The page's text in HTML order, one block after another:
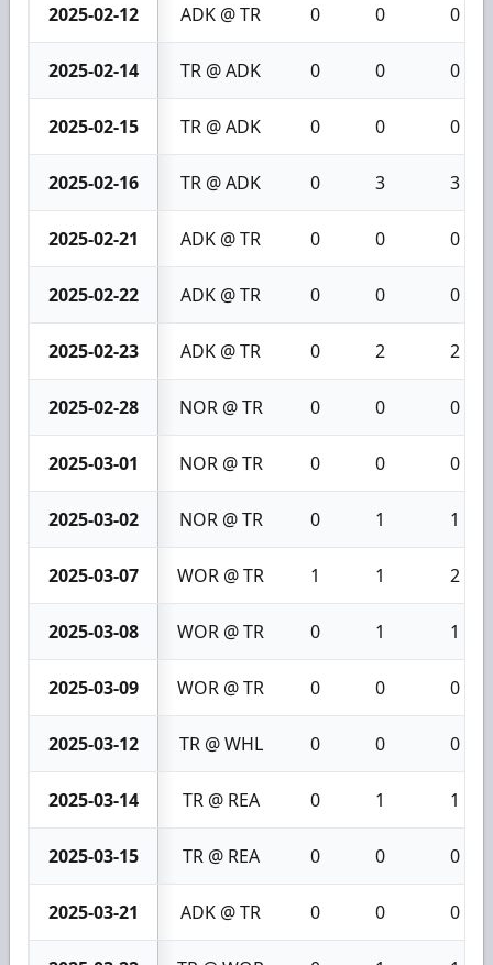
2025-02-12 ADK @ TR 0 0 0
2025-02-14 TR @ ADK 0 0 0
2025-02-15 TR @ ADK 0 0 0
2025-02-16 TR @ ADK 0 3 3
2025-02-21 ADK @ TR 0 0 0
2025-02-22 ADK @ TR 0 0 0
2025-02-23 ADK @ TR 0 2 2
2025-02-28 NOR @ TR 0 0 0
2025-03-01 NOR @ TR 0 0 0
2025-03-02 NOR @ TR 0 1 1
2025-03-07 WOR @ TR 1 1 2
2025-03-08 WOR @ TR 0 1 1
2025-03-09 WOR @ TR 0 0 0
2025-03-12 TR @ WHL 0 0 0
2025-03-14 TR @ REA 0 1 1
2025-03-15 TR @ REA 0 0 0
2025-03-21 ADK @ TR 0 0 0